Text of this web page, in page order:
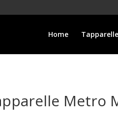
Home
Metro